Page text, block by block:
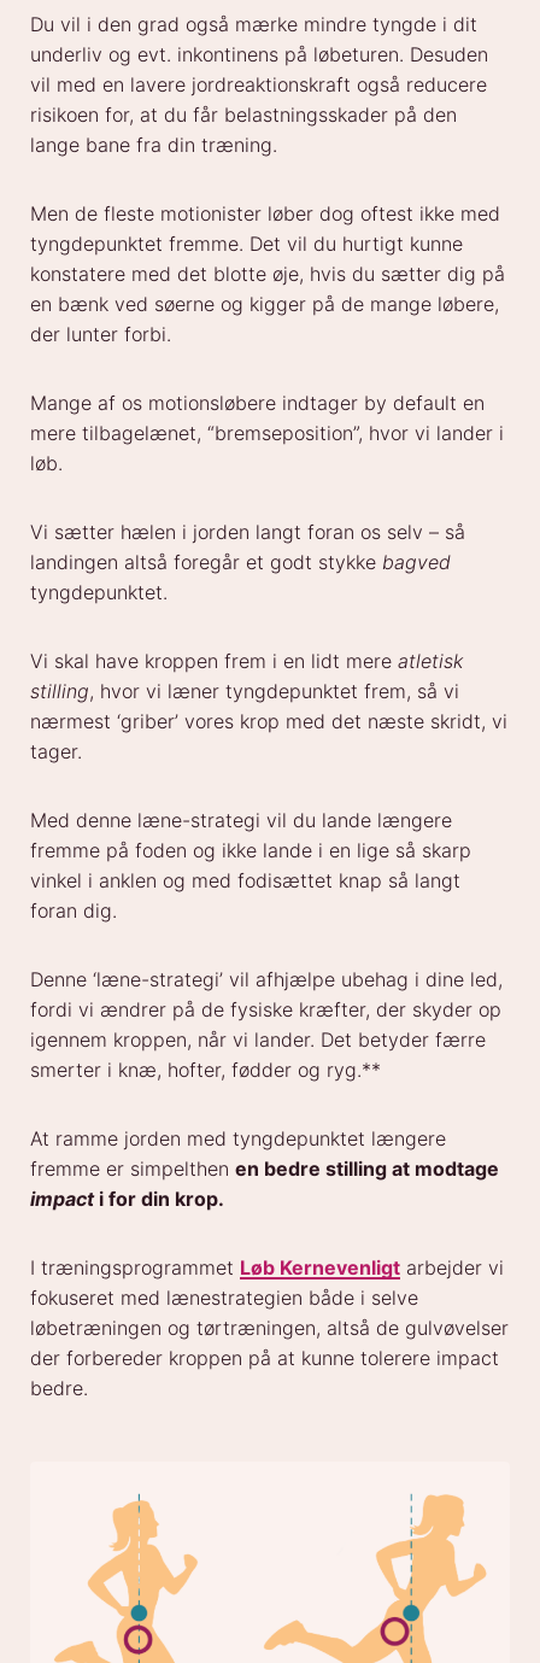
Du vil i den grad også mærke mindre tyngde i dit
underliv og evt. inkontinens på løbeturen. Desuden
vil med en lavere jordreaktionskraft også reducere
risikoen for, at du får belastningsskader på den
lange bane fra din træning.
Men de fleste motionister løber dog oftest ikke med
tyngdepunktet fremme. Det vil du hurtigt kunne
konstatere med det blotte øje, hvis du sætter dig på
en bænk ved søerne og kigger på de mange løbere,
der lunter forbi.
Mange af os motionsløbere indtager by default en
mere tilbagelænet, “bremseposition”, hvor vi lander i
løb.
Vi sætter hælen i jorden langt foran os selv – så
landingen altså foregår et godt stykke bagved
tyngdepunktet.
Vi skal have kroppen frem i en lidt mere atletisk
stilling, hvor vi læner tyngdepunktet frem, så vi
nærmest ‘griber’ vores krop med det næste skridt, vi
tager.
Med denne læne-strategi vil du lande længere
fremme på foden og ikke lande i en lige så skarp
vinkel i anklen og med fodisættet knap så langt
foran dig.
Denne ‘læne-strategi’ vil afhjælpe ubehag i dine led,
fordi vi ændrer på de fysiske kræfter, der skyder op
igennem kroppen, når vi lander. Det betyder færre
smerter i knæ, hofter, fødder og ryg.**
At ramme jorden med tyngdepunktet længere
fremme er simpelthen en bedre stilling at modtage
impacti for din krop.
I træningsprogrammet Løb Kernevenligt arbejder vi
fokuseret med lænestrategien både i selve
løbetræningen og tørtræningen, altså de gulvøvelser
der forbereder kroppen på at kunne tolerere impact
bedre.